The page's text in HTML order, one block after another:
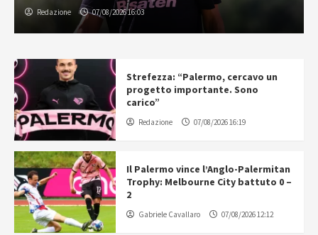
Redazione 07/08/2026 16:03
Strefezza: “Palermo, cercavo un
progetto importante. Sono
carico”
Redazione 07/08/2026 16:19
Il Palermo vince l’Anglo-Palermitan
Trophy: Melbourne City battuto 0 –
2
Gabriele Cavallaro 07/08/2026 12:12